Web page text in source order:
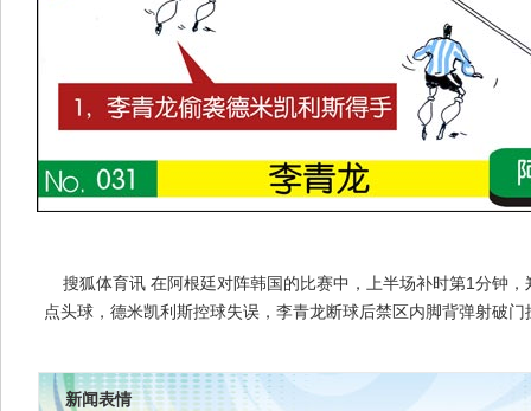
搜狐体育讯 在阿根廷对阵韩国的比赛中，上半场补时第1分钟，
点头球，德米凯利斯控球失误，李青龙断球后禁区内脚背弹射破门
新闻表情